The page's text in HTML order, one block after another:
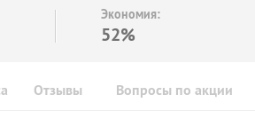
Экономия:
52%
Отзывы Вопросы по акции